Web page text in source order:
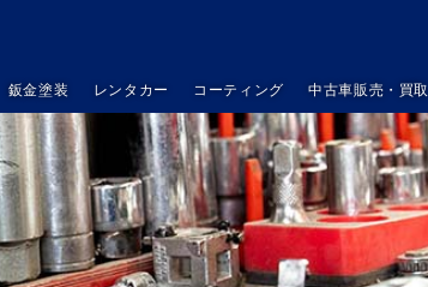
鈑金塗装 レンタカー コーティング 中古車販売・買取